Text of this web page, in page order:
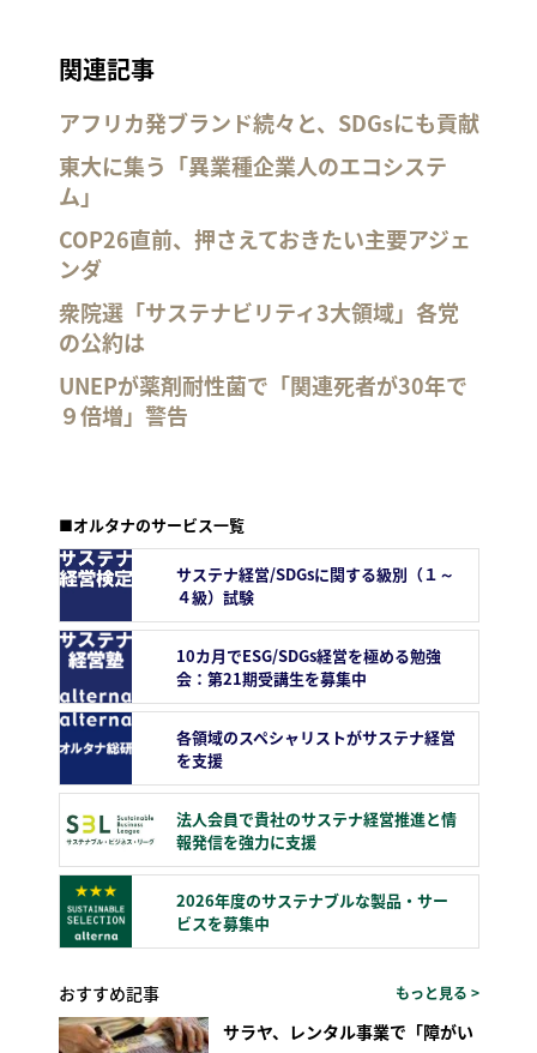
関連記事
アフリカ発ブランド続々と、SDGsにも貢献
東大に集う「異業種企業人のエコシステ
ム」
COP26直前、押さえておきたい主要アジェ
ンダ
衆院選「サステナビリティ3大領域」各党
の公約は
UNEPが薬剤耐性菌で「関連死者が30年で
９倍増」警告
■オルタナのサービス一覧
サステナ経営/SDGsに関する級別（１～
４級）試験
10カ月でESG/SDGs経営を極める勉強
会：第21期受講生を募集中
各領域のスペシャリストがサステナ経営
を支援
法人会員で貴社のサステナ経営推進と情
報発信を強力に支援
2026年度のサステナブルな製品・サー
ビスを募集中
おすすめ記事 もっと見る >
サラヤ、レンタル事業で「障がい